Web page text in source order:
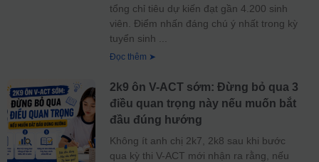
tổng chỉ tiêu dự kiến đạt gần 4.200 sinh
viên. Điểm nhấn đáng chú ý nhất trong kỳ
tuyển sinh
Đọc thêm ➤
2k9 ôn V-ACT sớm: Đừng bỏ qua 3
điều quan trọng này nếu muốn bắt
đầu đúng hướng
Không ít anh chị 2k7, 2k8 sau khi bước
qua kỳ thi V-ACT mới nhận ra rằng, nếu